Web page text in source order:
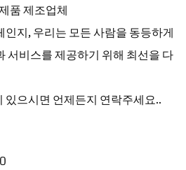
품 제조업체
지, 우리는 모든 사람을 동등하게
서비스를 제공하기 위해 최선을 다
으시면 언제든지 연락주세요..